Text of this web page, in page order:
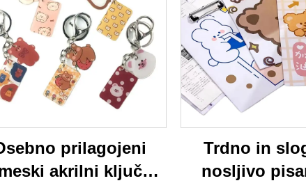
prilagojeni
akrilni ključnik
Trdno in
nosljivo